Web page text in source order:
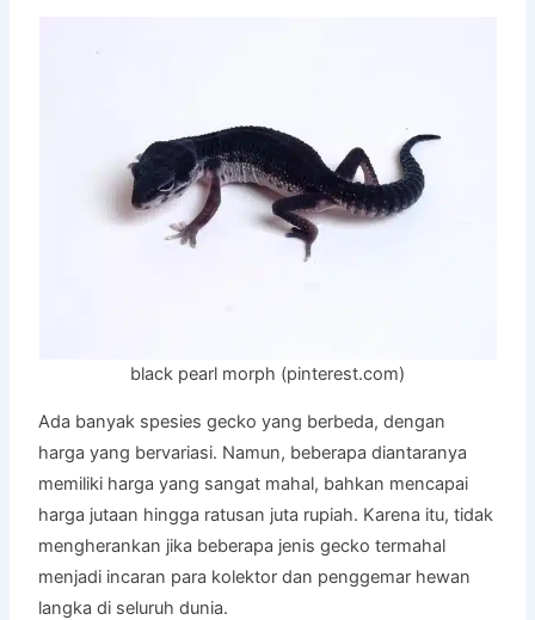
black pearl morph (pinterest.com)
Ada banyak spesies gecko yang berbeda, dengan
harga yang bervariasi. Namun, beberapa diantaranya
memiliki harga yang sangat mahal, bahkan mencapai
harga jutaan hingga ratusan juta rupiah. Karena itu, tidak
mengherankan jika beberapa jenis gecko termahal
menjadi incaran para kolektor dan penggemar hewan
langka di seluruh dunia.